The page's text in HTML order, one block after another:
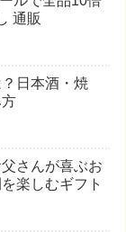
刺し 通販
日本酒・焼
さんが喜ぶお
楽しむギフト